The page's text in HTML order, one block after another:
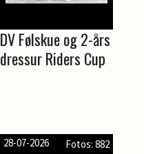
DV Følskue og 2-års
dressur Riders Cup
28-07-2026 Fotos: 882